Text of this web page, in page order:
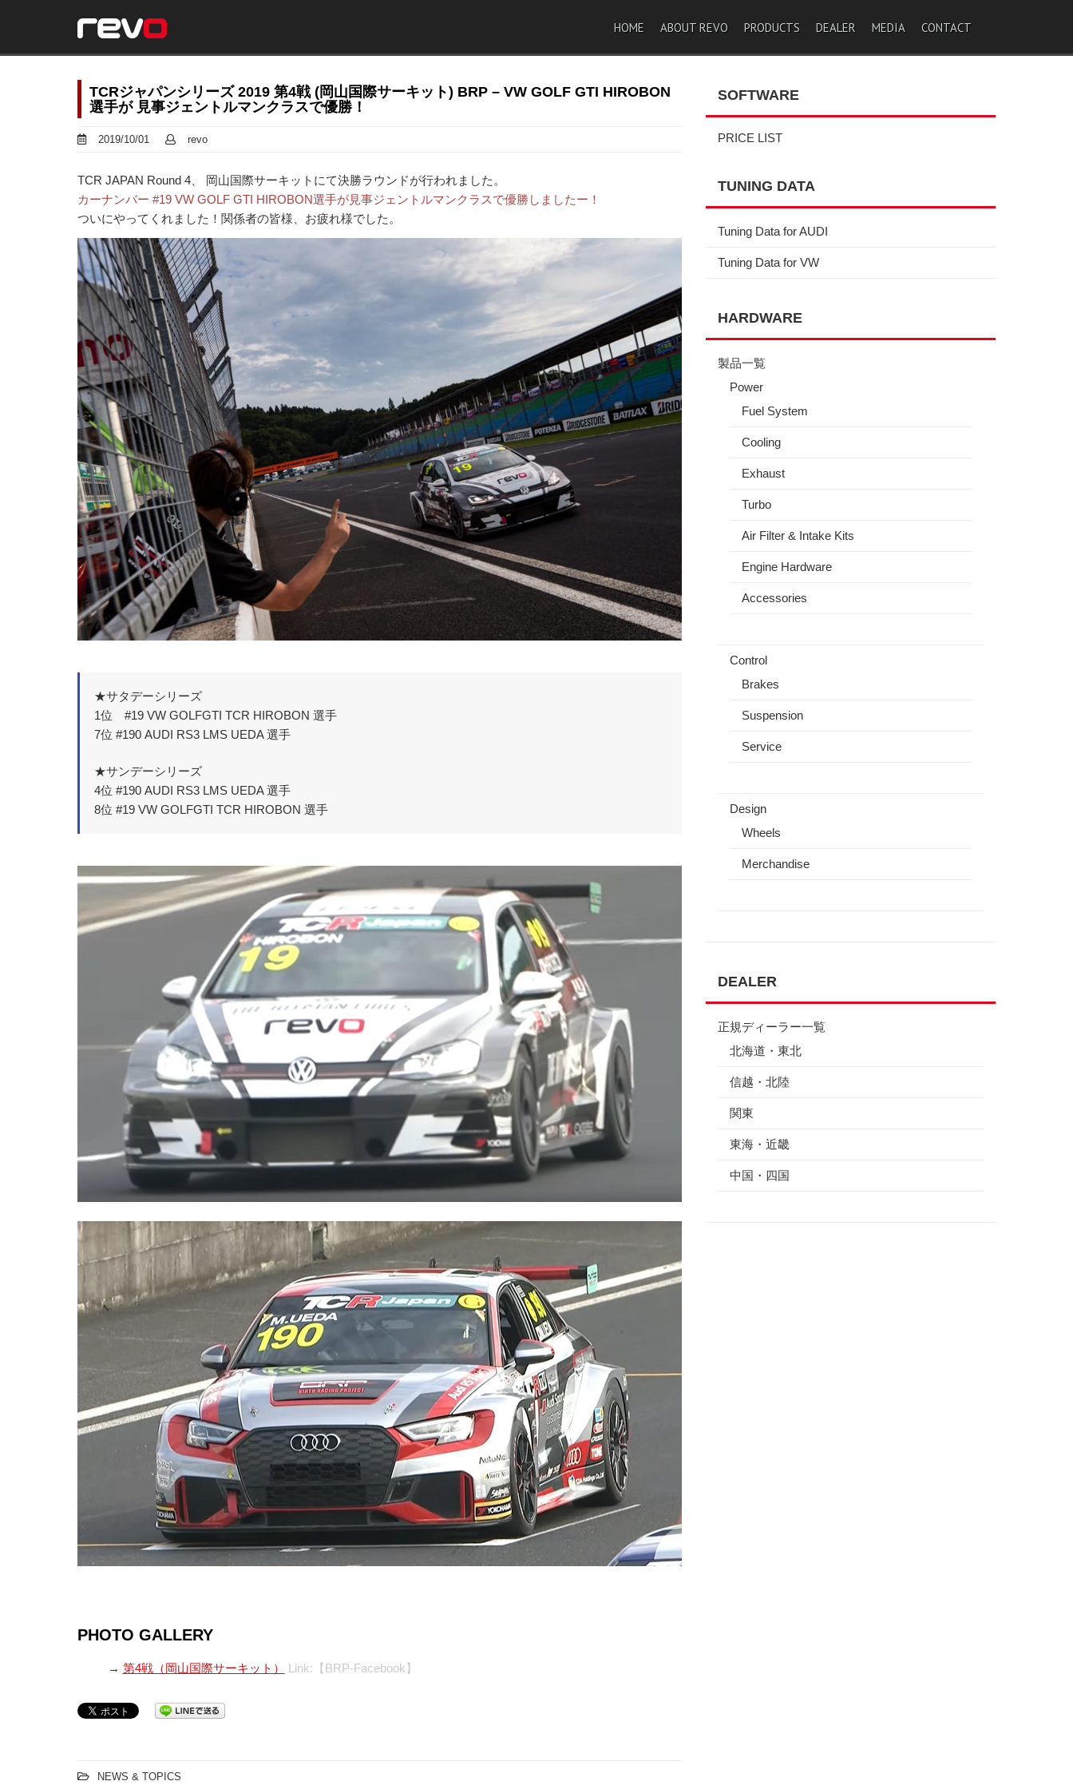
HOME ABOUT REVO PRODUCTS DEALER MEDIA CONTACT
TCRジャパンシリーズ 2019 第4戦 (岡山国際サーキット) BRP – VW GOLF GTI HIROBON
選手が 見事ジェントルマンクラスで優勝！
2019/10/01 revo
TCR JAPAN Round 4、 岡山国際サーキットにて決勝ラウンドが行われました。
カーナンバー #19 VW GOLF GTI HIROBON選手が見事ジェントルマンクラスで優勝しましたー！
ついにやってくれました！関係者の皆様、お疲れ様でした。
★サタデーシリーズ
1位 #19 VW GOLFGTI TCR HIROBON 選手
7位 #190 AUDI RS3 LMS UEDA 選手
★サンデーシリーズ
4位 #190 AUDI RS3 LMS UEDA 選手
8位 #19 VW GOLFGTI TCR HIROBON 選手
PHOTO GALLERY
→ 第4戦（岡山国際サーキット） Link:【BRP-Facebook】
NEWS & TOPICS
SOFTWARE
PRICE LIST
TUNING DATA
Tuning Data for AUDI
Tuning Data for VW
HARDWARE
製品一覧
Power
Fuel System
Cooling
Exhaust
Turbo
Air Filter & Intake Kits
Engine Hardware
Accessories
Control
Brakes
Suspension
Service
Design
Wheels
Merchandise
DEALER
正規ディーラー一覧
北海道・東北
信越・北陸
関東
東海・近畿
中国・四国